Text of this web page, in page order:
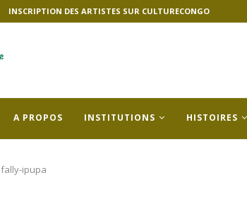
INSCRIPTION DES ARTISTES SUR CULTURECONGO
A PROPOS INSTITUTIONS HISTOIRES
fally-ipupa